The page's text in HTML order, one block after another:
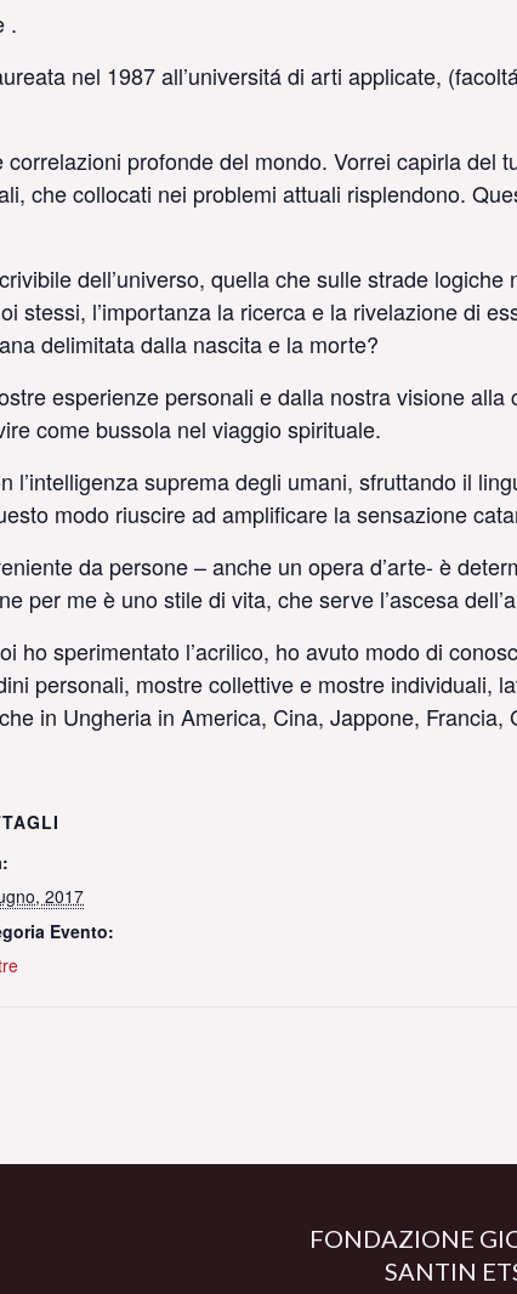
.
nel 1987 all’universitá di arti applicate,
profonde del mondo. Vorrei capirla del
che collocati nei problemi attuali risplendono.
dell’universo, quella che sulle strade
stessi, l’importanza la ricerca e la rivelazione di
delimitata dalla nascita e la morte?
esperienze personali e dalla nostra visione
come bussola nel viaggio spirituale.
l’intelligenza suprema degli umani, sfruttando il
modo riuscire ad amplificare la sensazione
da persone – anche un opera d’arte- è
per me è uno stile di vita, che serve l’ascesa
ho sperimentato l’acrilico, ho avuto modo di
personali, mostre collettive e mostre individuali,
in Ungheria in America, Cina, Jappone,
2017
Evento:
FONDAZIONE
SANTIN